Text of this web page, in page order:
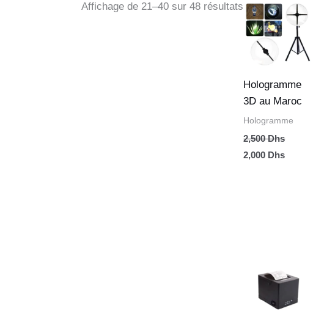
Affichage de 21–40 sur 48 résultats
Hologramme
3D au Maroc
Hologramme
2,500Dhs
Le
prix
initial
était :
2,500 Dhs.
2,000 Dhs
Le
prix
actuel
est :
2,000 Dhs.
initial
était :
1,800 Dhs.
actuel
est :
1,500 Dhs.